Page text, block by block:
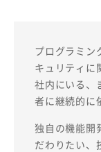
プログラミン
キュリティに
社内にいる、
者に継続的に
独自の機能開
だわりたい、